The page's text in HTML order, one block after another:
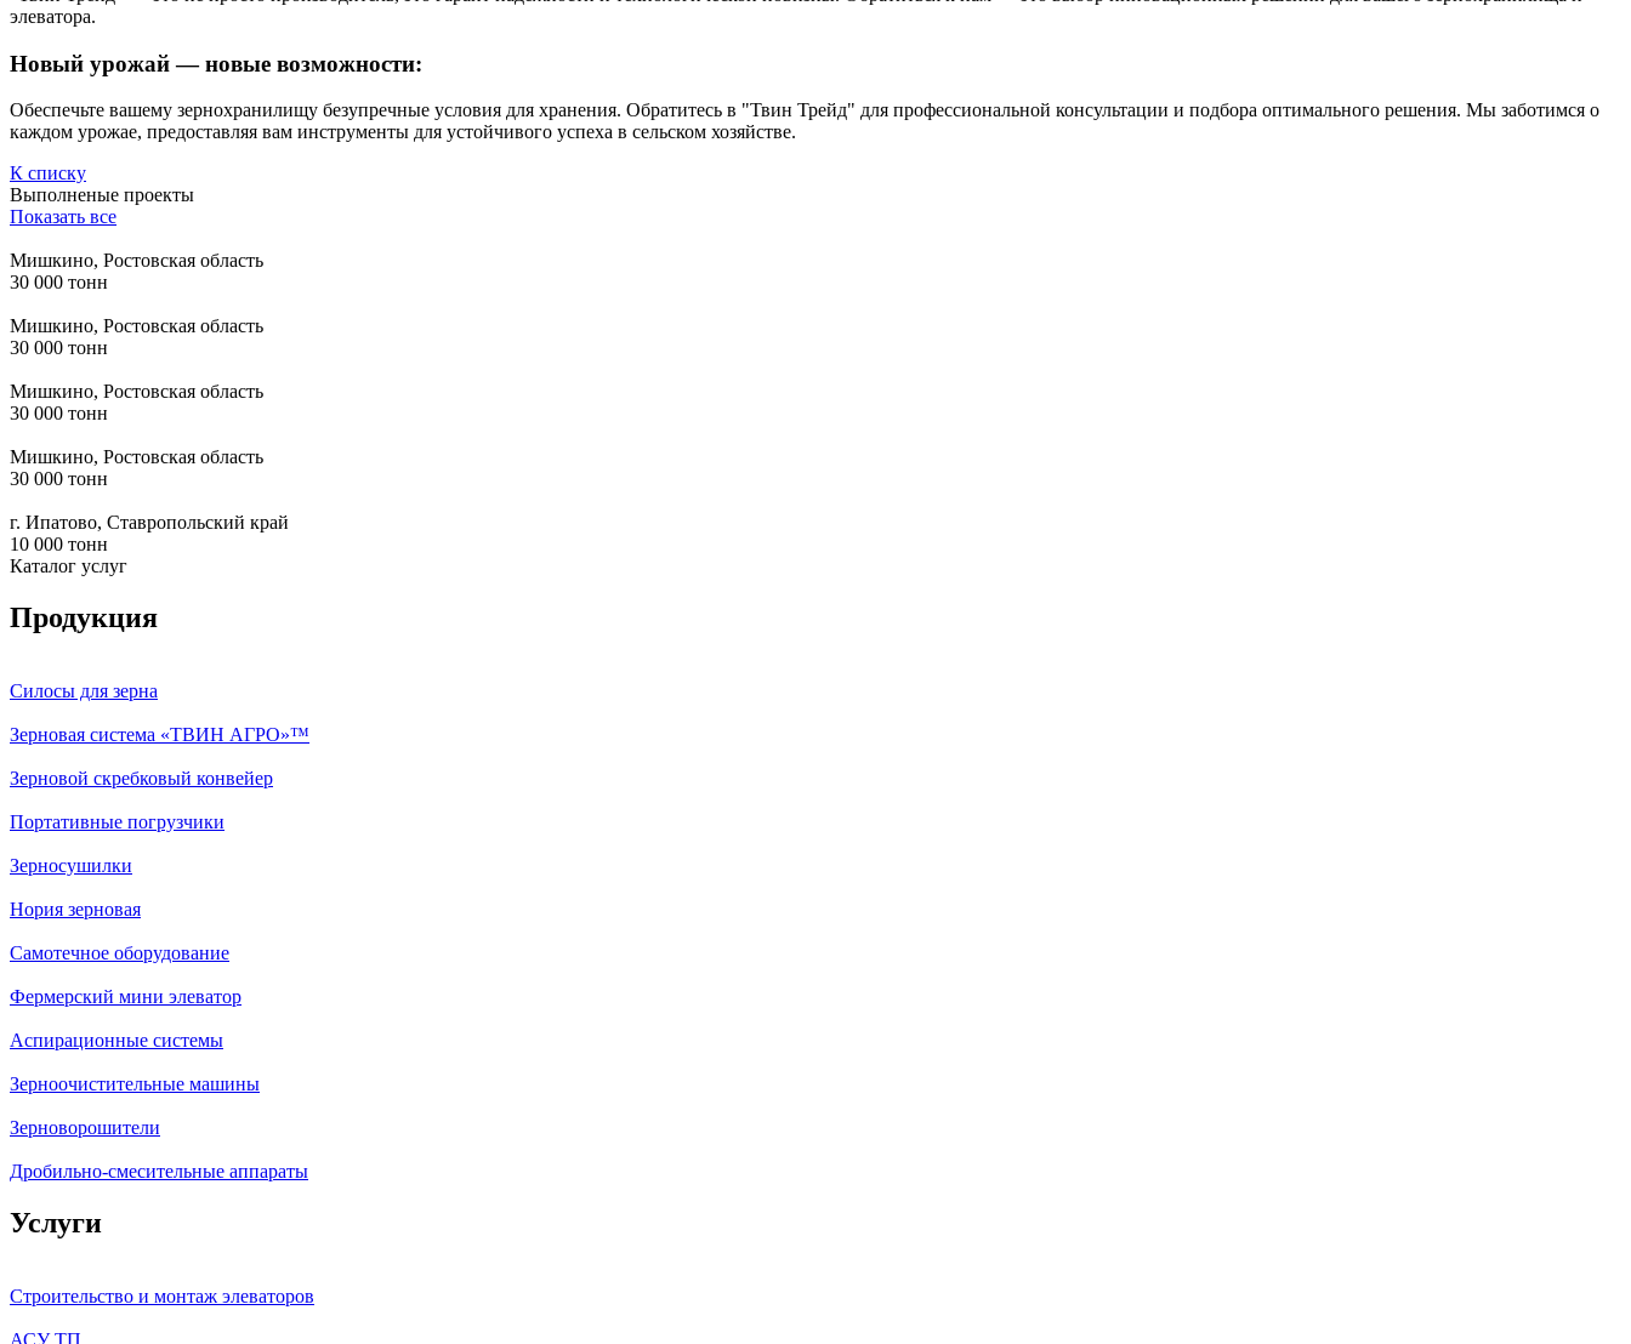
элеватора.
Новый урожай — новые возможности:
Обеспечьте вашему зернохранилищу безупречные условия для хранения. Обратитесь в "Твин Трейд" для профессиональной консультации и подбора оптимального решения. Мы заботимся о
каждом урожае, предоставляя вам инструменты для устойчивого успеха в сельском хозяйстве.
К списку
Выполненые проекты
Показать все
Мишкино, Ростовская область
30 000 тонн
Мишкино, Ростовская область
30 000 тонн
Мишкино, Ростовская область
30 000 тонн
Мишкино, Ростовская область
30 000 тонн
г. Ипатово, Ставропольский край
10 000 тонн
Каталог услуг
Продукция
Силосы для зерна
Зерновая система «ТВИН АГРО»™
Зерновой скребковый конвейер
Портативные погрузчики
Зерносушилки
Нория зерновая
Самотечное оборудование
Фермерский мини элеватор
Аспирационные системы
Зерноочистительные машины
Зерноворошители
Дробильно-смесительные аппараты
Услуги
Строительство и монтаж элеваторов
АСУ ТП